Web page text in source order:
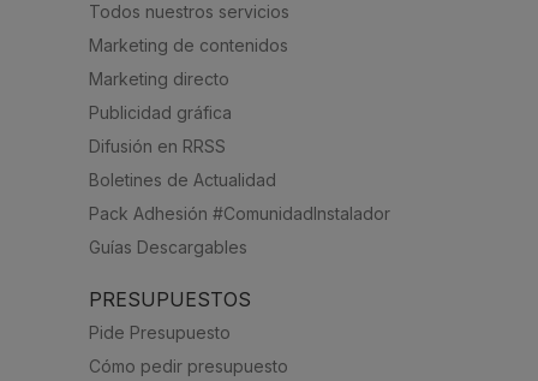
Todos nuestros servicios
Marketing de contenidos
Marketing directo
Publicidad gráfica
Difusión en RRSS
Boletines de Actualidad
Pack Adhesión #ComunidadInstalador
Guías Descargables
PRESUPUESTOS
Pide Presupuesto
Cómo pedir presupuesto